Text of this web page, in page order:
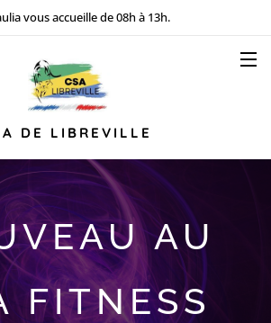
vous accueille de 08h à 13h.
DE LIBREVILLE
AU
FITNESS